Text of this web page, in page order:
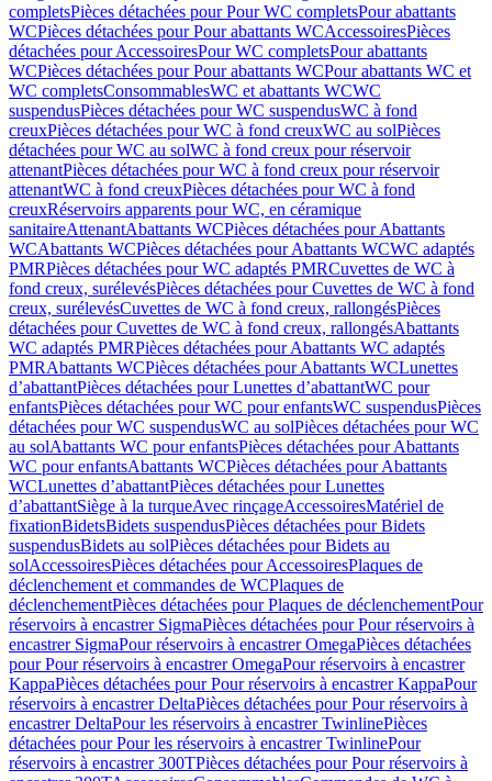
completsPièces détachées pour Pour WC completsPour abattants
WCPièces détachées pour Pour abattants WCAccessoiresPièces
détachées pour AccessoiresPour WC completsPour abattants
WCPièces détachées pour Pour abattants WCPour abattants WC et
WC completsConsommablesWC et abattants WCWC
suspendusPièces détachées pour WC suspendusWC à fond
creuxPièces détachées pour WC à fond creuxWC au solPièces
détachées pour WC au solWC à fond creux pour réservoir
attenantPièces détachées pour WC à fond creux pour réservoir
attenantWC à fond creuxPièces détachées pour WC à fond
creuxRéservoirs apparents pour WC, en céramique
sanitaireAttenantAbattants WCPièces détachées pour Abattants
WCAbattants WCPièces détachées pour Abattants WCWC adaptés
PMRPièces détachées pour WC adaptés PMRCuvettes de WC à
fond creux, surélevésPièces détachées pour Cuvettes de WC à fond
creux, surélevésCuvettes de WC à fond creux, rallongésPièces
détachées pour Cuvettes de WC à fond creux, rallongésAbattants
WC adaptés PMRPièces détachées pour Abattants WC adaptés
PMRAbattants WCPièces détachées pour Abattants WCLunettes
d’abattantPièces détachées pour Lunettes d’abattantWC pour
enfantsPièces détachées pour WC pour enfantsWC suspendusPièces
détachées pour WC suspendusWC au solPièces détachées pour WC
au solAbattants WC pour enfantsPièces détachées pour Abattants
WC pour enfantsAbattants WCPièces détachées pour Abattants
WCLunettes d’abattantPièces détachées pour Lunettes
d’abattantSiège à la turqueAvec rinçageAccessoiresMatériel de
fixationBidetsBidets suspendusPièces détachées pour Bidets
suspendusBidets au solPièces détachées pour Bidets au
solAccessoiresPièces détachées pour AccessoiresPlaques de
déclenchement et commandes de WCPlaques de
déclenchementPièces détachées pour Plaques de déclenchementPour
réservoirs à encastrer SigmaPièces détachées pour Pour réservoirs à
encastrer SigmaPour réservoirs à encastrer OmegaPièces détachées
pour Pour réservoirs à encastrer OmegaPour réservoirs à encastrer
KappaPièces détachées pour Pour réservoirs à encastrer KappaPour
réservoirs à encastrer DeltaPièces détachées pour Pour réservoirs à
encastrer DeltaPour les réservoirs à encastrer TwinlinePièces
détachées pour Pour les réservoirs à encastrer TwinlinePour
réservoirs à encastrer 300TPièces détachées pour Pour réservoirs à